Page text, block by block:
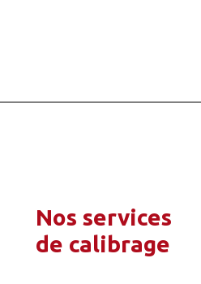
Nos services
de calibrage